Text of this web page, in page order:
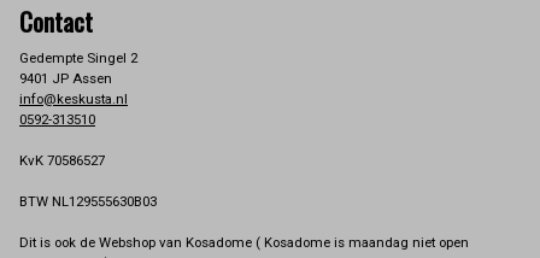
Contact
Gedempte Singel 2
9401 JP Assen
info@keskusta.nl
0592-313510
KvK 70586527
BTW NL129555630B03
Dit is ook de Webshop van Kosadome ( Kosadome is maandag niet open